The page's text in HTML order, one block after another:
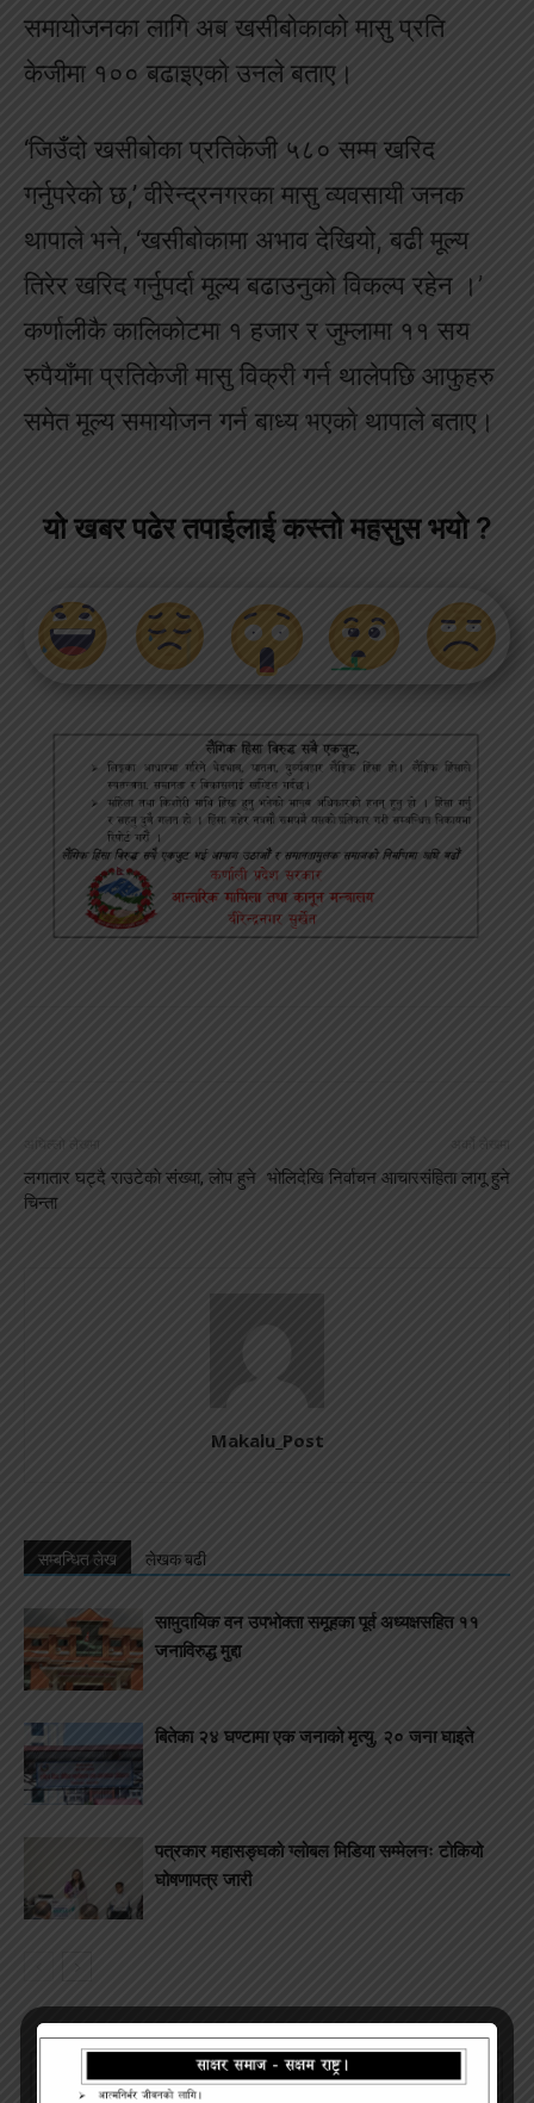
समायोजनका लागि अब खसीबोकाको मासु प्रति
केजीमा १०० बढाइएको उनले बताए।
‘जिउँदो खसीबोका प्रतिकेजी ५८० सम्म खरिद
गर्नुपरेको छ,’ वीरेन्द्रनगरका मासु व्यवसायी जनक
थापाले भने, ‘खसीबोकामा अभाव देखियो, बढी मूल्य
तिरेर खरिद गर्नुपर्दा मूल्य बढाउनुको विकल्प रहेन ।’
कर्णालीकै कालिकोटमा १ हजार र जुम्लामा ११ सय
रुपैयाँमा प्रतिकेजी मासु विक्री गर्न थालेपछि आफुहरु
समेत मूल्य समायोजन गर्न बाध्य भएकाे थापाले बताए।
यो खबर पढेर तपाईलाई कस्तो महसुस भयो ?
अघिल्लो लेखमा
लगातार घट्दै राउटेकाे संख्या, लाेप हुने
चिन्ता
अर्को लेखमा
भोलिदेखि निर्वाचन आचारसंहिता लागू हुने
Makalu_Post
सम्बन्धित लेख लेखक बढी
सामुदायिक वन उपभोक्ता समूहका पूर्व अध्यक्षसहित ११
जनाविरुद्ध मुद्दा
बितेका २४ घण्टामा एक जनाको मृत्यु, २० जना घाइते
पत्रकार महासङ्घको ग्लोबल मिडिया सम्मेलनः टोकियो
घोषणापत्र जारी